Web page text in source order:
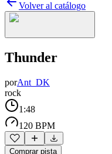
Volver al catálogo
Thunder
porAnt_DK
rock
1:48
120 BPM
Comprar pista